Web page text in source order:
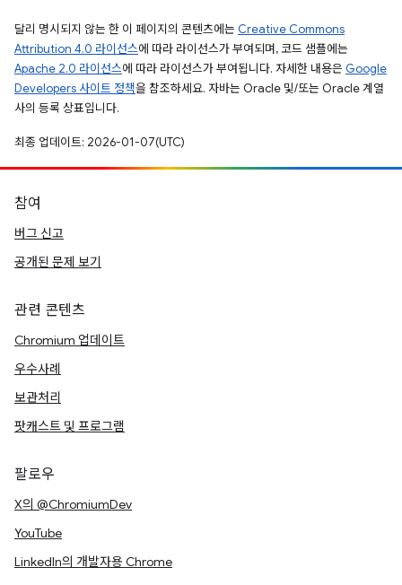
달리 명시되지 않는 한 이 페이지의 콘텐츠에는 Creative Commons
Attribution 4.0 라이선스에 따라 라이선스가 부여되며, 코드 샘플에는
Apache 2.0 라이선스에 따라 라이선스가 부여됩니다. 자세한 내용은 Google
Developers 사이트 정책을 참조하세요. 자바는 Oracle 및/또는 Oracle 계열
사의 등록 상표입니다.
최종 업데이트: 2026-01-07(UTC)
참여
버그 신고
공개된 문제 보기
관련 콘텐츠
Chromium 업데이트
우수사례
보관처리
팟캐스트 및 프로그램
팔로우
X의 @ChromiumDev
YouTube
LinkedIn의 개발자용 Chrome